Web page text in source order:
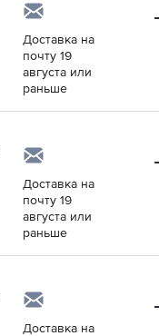
Доставка на
почту 19
августа или
раньше
Доставка на
почту 19
августа или
раньше
Доставка на